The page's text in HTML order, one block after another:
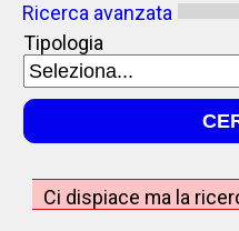
Ricerca avanzata
Tipologia
Ci dispiace ma la